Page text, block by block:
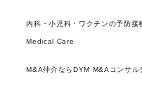
内科・小児科・ワクチンの予防
Medical Care
M&A仲介ならDYM M&Aコンサル